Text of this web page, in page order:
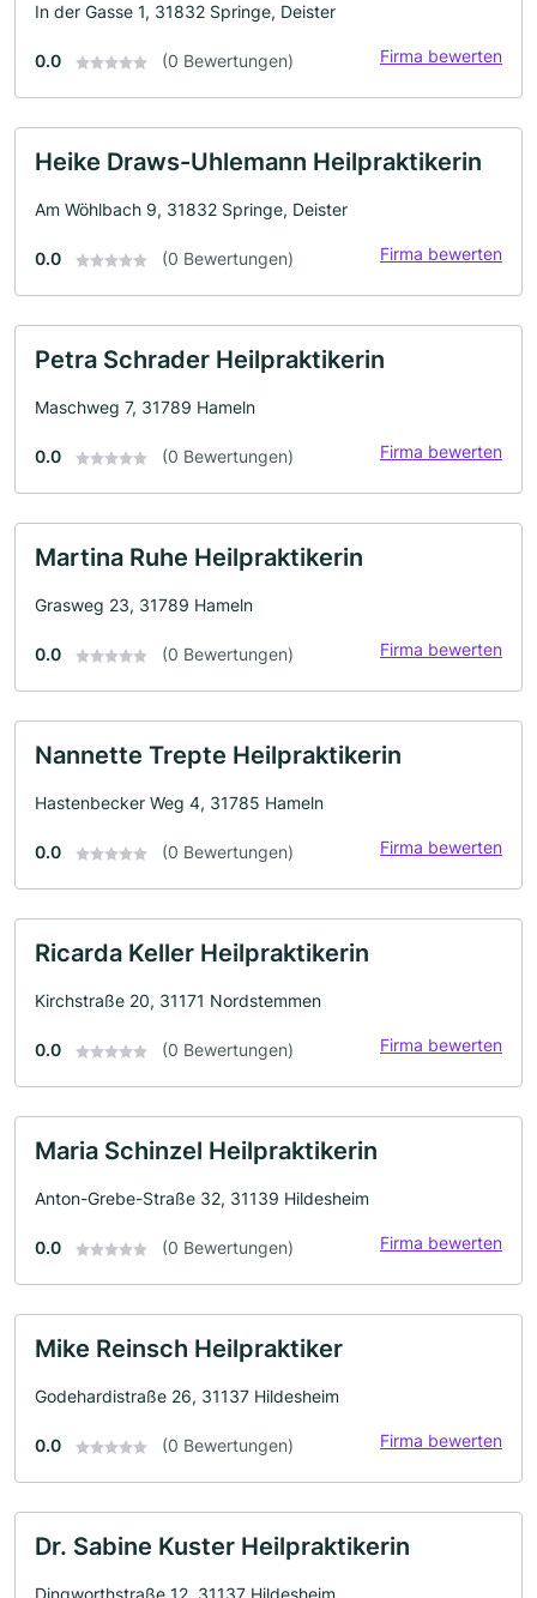
In der Gasse 1, 31832 Springe, Deister
0.0 (0 Bewertungen) Firma bewerten
Heike Draws-Uhlemann Heilpraktikerin
Am Wöhlbach 9, 31832 Springe, Deister
0.0 (0 Bewertungen) Firma bewerten
Petra Schrader Heilpraktikerin
Maschweg 7, 31789 Hameln
0.0 (0 Bewertungen) Firma bewerten
Martina Ruhe Heilpraktikerin
Grasweg 23, 31789 Hameln
0.0 (0 Bewertungen) Firma bewerten
Nannette Trepte Heilpraktikerin
Hastenbecker Weg 4, 31785 Hameln
0.0 (0 Bewertungen) Firma bewerten
Ricarda Keller Heilpraktikerin
Kirchstraße 20, 31171 Nordstemmen
0.0 (0 Bewertungen) Firma bewerten
Maria Schinzel Heilpraktikerin
Anton-Grebe-Straße 32, 31139 Hildesheim
0.0 (0 Bewertungen) Firma bewerten
Mike Reinsch Heilpraktiker
Godehardistraße 26, 31137 Hildesheim
0.0 (0 Bewertungen) Firma bewerten
Dr. Sabine Kuster Heilpraktikerin
Dingworthstraße 12, 31137 Hildesheim